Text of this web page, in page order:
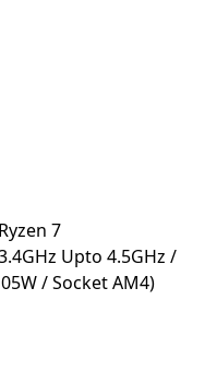
7
Upto 4.5GHz /
/ Socket AM4)